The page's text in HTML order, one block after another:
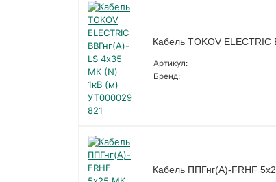
Кабель TOKOV
Артикул:
Бренд:
Кабель ППГнг(А)-FRHF